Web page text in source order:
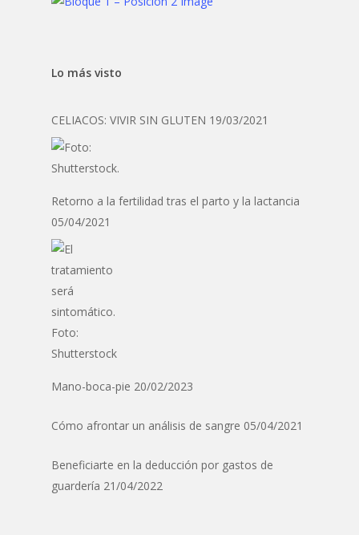
Lo más visto
CELIACOS: VIVIR SIN GLUTEN 19/03/2021
Retorno a la fertilidad tras el parto y la lactancia
05/04/2021
Mano-boca-pie 20/02/2023
Cómo afrontar un análisis de sangre 05/04/2021
Beneficiarte en la deducción por gastos de
guardería 21/04/2022